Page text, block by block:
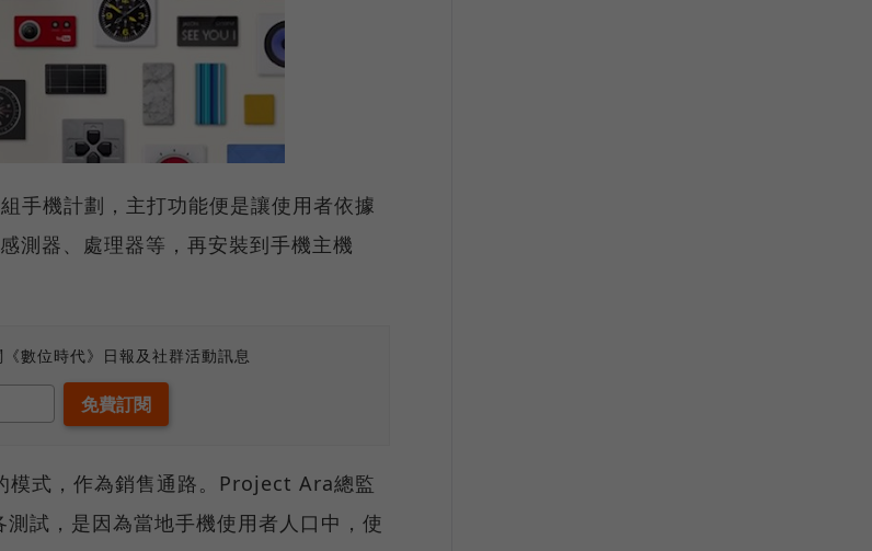
機計劃，主打功能便是讓使用者依據
測器、處理器等，再安裝到手機主機
數位時代》日報及社群活動訊息
模式，作為銷售通路。Project Ara總監
試，是因為當地手機使用者人口中，使